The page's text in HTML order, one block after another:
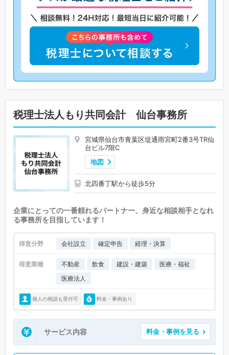
税理士法人もり共同会計 仙台事務所
宮城県仙台市青葉区堤通雨宮町2番3号TR仙
台ビル7階C
地図
北四番丁駅から徒歩5分
企業にとっての一番頼れるパートナー、身近な相談相手となれ
る事務所を目指しています！
得意分野 会社設立 確定申告 経理・決算
得意業種 不動産 飲食 建設・建築
医療・福祉
医療法人
個人の相談も受付可 料金・事例あり
サービス内容 料金・事例を見る